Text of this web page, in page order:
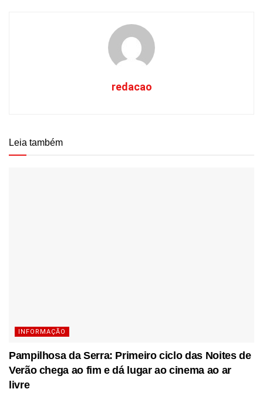
redacao
Leia também
INFORMAÇÃO
Pampilhosa da Serra: Primeiro ciclo das Noites de
Verão chega ao fim e dá lugar ao cinema ao ar
livre